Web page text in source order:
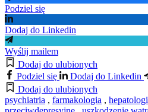
Podziel się
Dodaj do Linkedin
Wyślij mailem
Dodaj do ulubionych
Podziel się
Dodaj do Linkedin
Dodaj do ulubionych
psychiatria , farmakologia ,